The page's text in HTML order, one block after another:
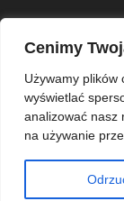
Cenimy
Używamy plików
wyświetlać
analizować nasz
na używanie